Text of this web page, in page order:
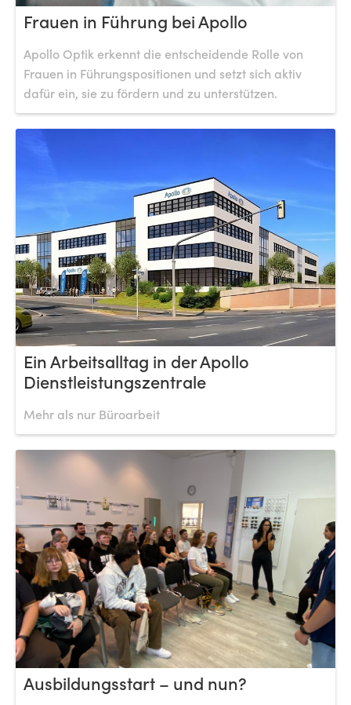
Frauen in Führung bei Apollo
Apollo Optik erkennt die entscheidende Rolle von
Frauen in Führungspositionen und setzt sich aktiv
dafür ein, sie zu fördern und zu unterstützen.
Ein Arbeitsalltag in der Apollo
Dienstleistungszentrale
Mehr als nur Büroarbeit
Ausbildungsstart – und nun?